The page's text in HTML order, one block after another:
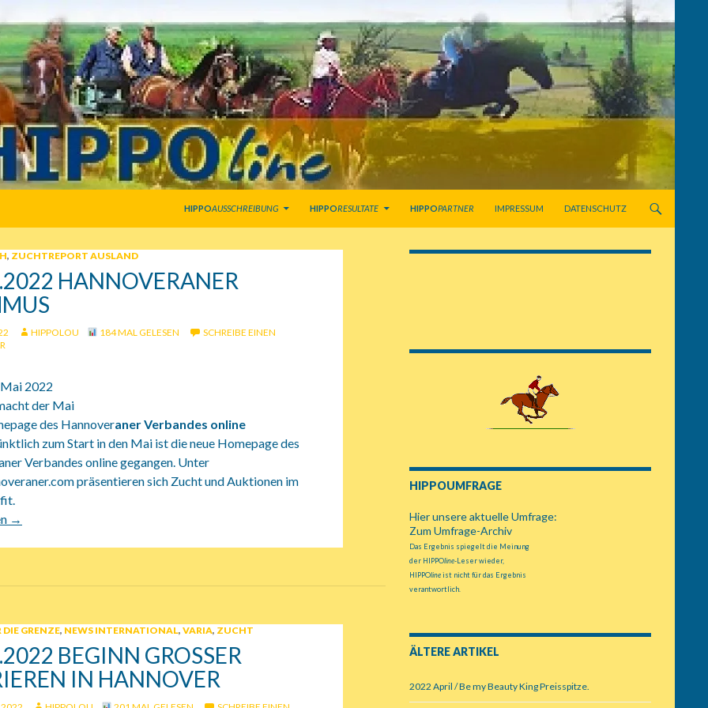
HIPPOAUSSCHREIBUNG HIPPORESULTATE HIPPOPARTNER IMPRESSUM DATENSCHUTZ
, ZUCHTREPORT AUSLAND
HANNOVERANER
HIPPOLOU 184 MAL GELESEN
SCHREIBE EINEN
2022
der Mai
des Hannoveraner Verbandes online
zum Start in den Mai ist die neue Homepage des
Verbandes online gegangen. Unter
präsentieren sich Zucht und Auktionen im
Hannoveraner Rythmus
→
DIE GRENZE, NEWS INTERNATIONAL, VARIA, ZUCHT
BEGINN GROSSER K
IN HANNOVER
HIPPOUMFRAGE
Hier unsere aktuelle Umfrage:
Zum Umfrage-Archiv
Das Ergebnis spiegelt die Meinung
der HIPPOline-Leser wieder,
HIPPOlineist nicht für das Ergebnis
verantwortlich.
ÄLTERE ARTIKEL
2022 April / Be my Beauty King Preisspitze.